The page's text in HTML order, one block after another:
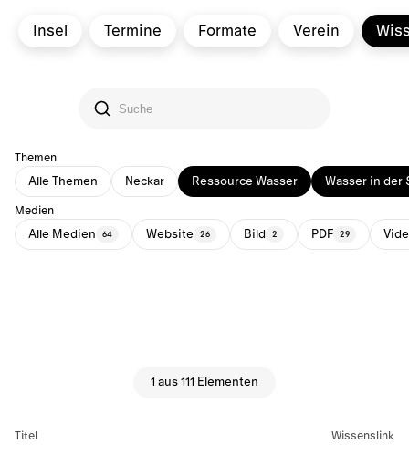
Insel Termine Formate Verein
Themen
Alle Themen Neckar Ressource Wasser Wasser in der
Medien
Alle Medien 64 Website 26 Bild 2 PDF 29
1 aus 111 Elementen
Titel Wissenslink